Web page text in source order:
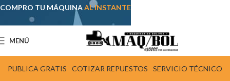
MENÚ
PUBLICA GRATIS COTIZAR REPUESTOS SERVICIO TÉCNICO
COMPRO TU MÁQUINAAL INSTANTE